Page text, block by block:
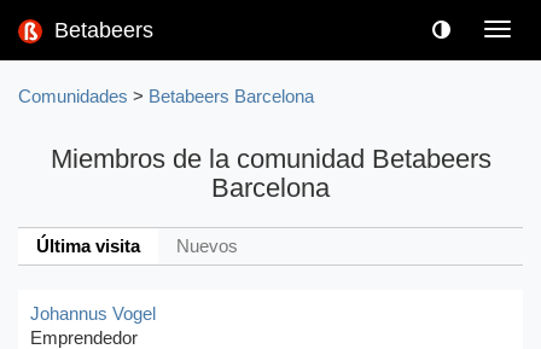
Betabeers
Comunidades > Betabeers Barcelona
Miembros de la comunidad Betabeers
Barcelona
Última visita Nuevos
Johannus Vogel
Emprendedor